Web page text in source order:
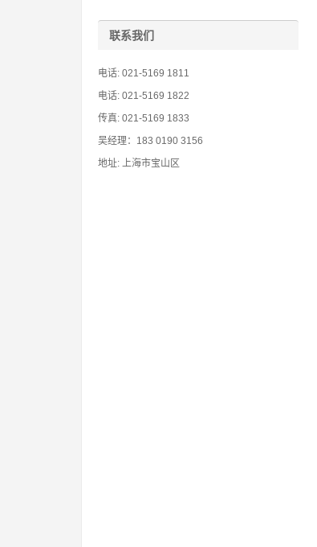
联系我们
电话: 021-5169 1811
电话: 021-5169 1822
传真: 021-5169 1833
吴经理：183 0190 3156
地址: 上海市宝山区